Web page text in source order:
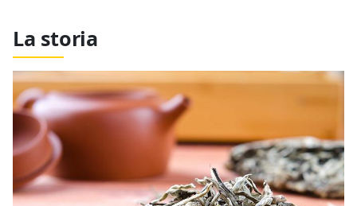
La storia